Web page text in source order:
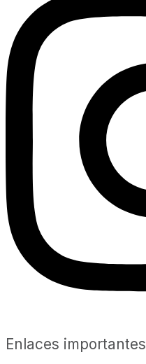
Enlaces importantes